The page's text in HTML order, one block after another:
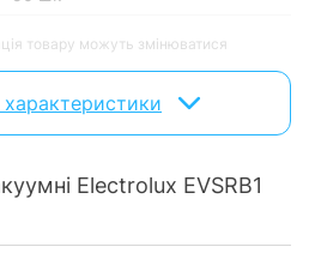
товару можуть змінюватися
характеристики
Electrolux EVSRB1